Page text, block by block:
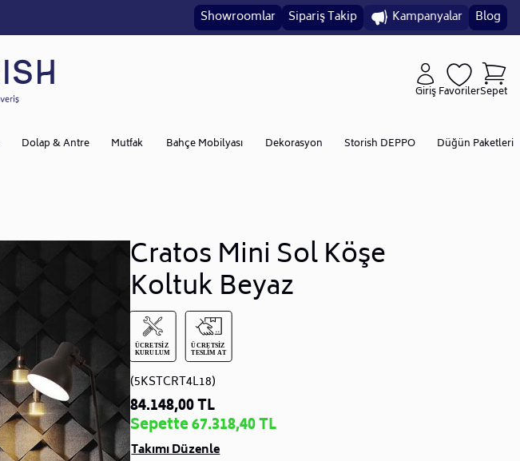
Showroomlar Sipariş Takip Kampanyalar Blog
GirişFavorilerSepet
Dolap & Antre Mutfak Bahçe Mobilyası Dekorasyon Storish DEPPO Düğün Paketleri
Cratos Mini Sol Köşe
Koltuk Beyaz
(5KSTCRT4L18)
84.148,00 TL
Sepette 67.318,40 TL
Takımı Düzenle